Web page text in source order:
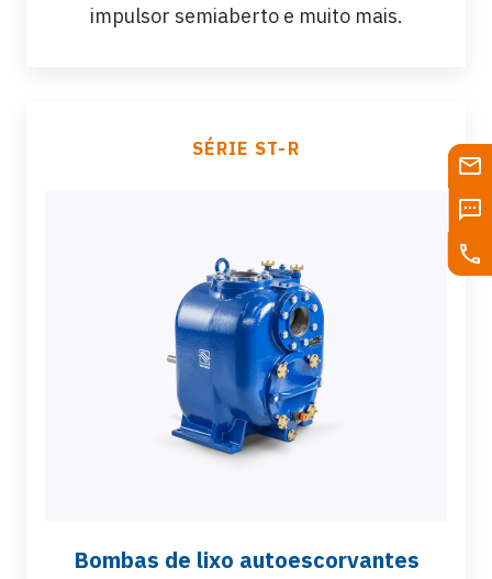
impulsor semiaberto e muito mais.
SÉRIE ST-R
Bombas de lixo autoescorvantes